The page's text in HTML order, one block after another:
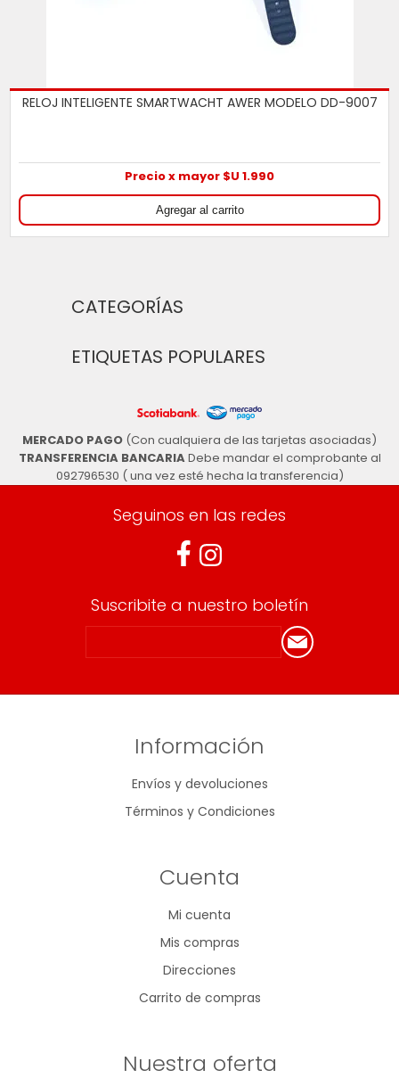
RELOJ INTELIGENTE SMARTWACHT AWER MODELO DD-9007
Precio x mayor $U 1.990
CATEGORÍAS
ETIQUETAS POPULARES
MERCADO PAGO (Con cualquiera de las tarjetas asociadas)
TRANSFERENCIA BANCARIADebe mandar el comprobante al
092796530 ( una vez esté hecha la transferencia)
Seguinos en las redes
Suscribite a nuestro boletín
Información
Envíos y devoluciones
Términos y Condiciones
Cuenta
Mi cuenta
Mis compras
Direcciones
Carrito de compras
Nuestra oferta